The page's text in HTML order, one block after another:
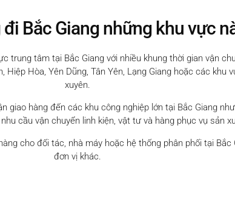
đi Bắc Giang những khu vực
trung tâm tại Bắc Giang với nhiều khung thời gian vận
Hòa, Yên Dũng, Tân Yên, Lạng Giang hoặc các
xuyên.
hàng đến các khu công nghiệp lớn tại Bắc Giang
cầu vận chuyển linh kiện, vật tư và hàng phục vụ sản
cho đối tác, nhà máy hoặc hệ thống phân phối tại
đơn vị khác.